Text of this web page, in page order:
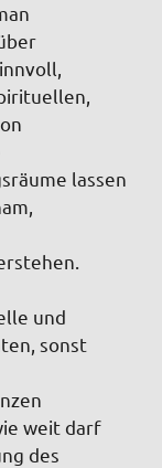
lassen
und
sonst
weit darf
des